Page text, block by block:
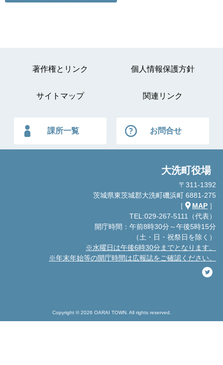
著作権とリンク 個人情報保護方針
サイトマップ 関連リンク
課所一覧 お問合せ
大洗町役場
〒311-1392
茨城県東茨城郡大洗町磯浜町 6881-275
［
MAP ］
TEL:029-267-5111（代表）
開庁時間：午前8時30分～午後5時15分
（土・日・祝祭日を除く）
※水曜日は午後6時30分までとなります。
※年末年始等の開庁時間は広報誌をご確認ください。
Copyright © 2026 OARAI TOWN. All rights reserved.